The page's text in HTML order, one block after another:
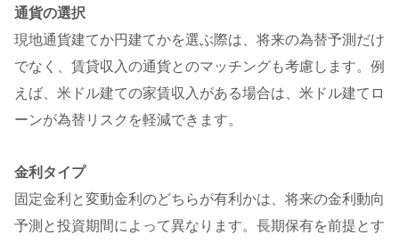
通貨の選択
現地通貨建てか円建てかを選ぶ際は、将来の為替予測だけ
でなく、賃貸収入の通貨とのマッチングも考慮します。例
えば、米ドル建ての家賃収入がある場合は、米ドル建てロ
ーンが為替リスクを軽減できます。
金利タイプ
固定金利と変動金利のどちらが有利かは、将来の金利動向
予測と投資期間によって異なります。長期保有を前提とす